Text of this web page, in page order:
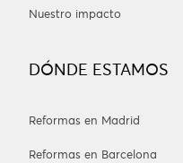
Nuestro impacto
DÓNDE ESTAMOS
Reformas en Madrid
Reformas en Barcelona